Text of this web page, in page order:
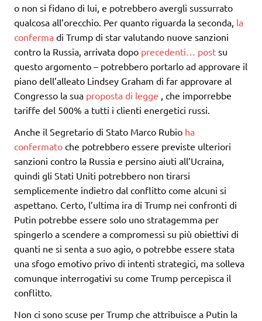
o non si fidano di lui, e potrebbero avergli sussurrato
qualcosa all’orecchio. Per quanto riguarda la seconda, la
conferma di Trump di star valutando nuove sanzioni
contro la Russia, arrivata dopo precedenti… post su
questo argomento – potrebbero portarlo ad approvare il
piano dell’alleato Lindsey Graham di far approvare al
Congresso la sua proposta di legge , che imporrebbe
tariffe del 500% a tutti i clienti energetici russi.
Anche il Segretario di Stato Marco Rubio ha
confermato che potrebbero essere previste ulteriori
sanzioni contro la Russia e persino aiuti all’Ucraina,
quindi gli Stati Uniti potrebbero non tirarsi
semplicemente indietro dal conflitto come alcuni si
aspettano. Certo, l’ultima ira di Trump nei confronti di
Putin potrebbe essere solo uno stratagemma per
spingerlo a scendere a compromessi su più obiettivi di
quanti ne si senta a suo agio, o potrebbe essere stata
una sfogo emotivo privo di intenti strategici, ma solleva
comunque interrogativi su come Trump percepisca il
conflitto.
Non ci sono scuse per Trump che attribuisce a Putin la